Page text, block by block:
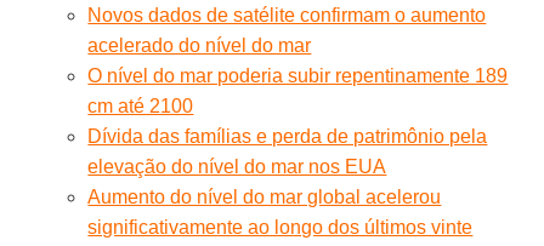
Novos dados de satélite confirmam o aumento
acelerado do nível do mar
O nível do mar poderia subir repentinamente 189
cm até 2100
Dívida das famílias e perda de patrimônio pela
elevação do nível do mar nos EUA
Aumento do nível do mar global acelerou
significativamente ao longo dos últimos vinte